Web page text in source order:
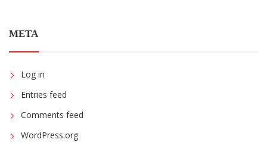
META
Log in
Entries feed
Comments feed
WordPress.org